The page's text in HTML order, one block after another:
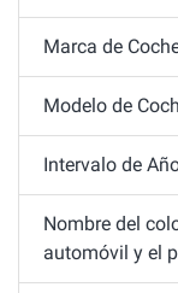
Marca de
Modelo de
Intervalo de
Nombre del
automóvil y el